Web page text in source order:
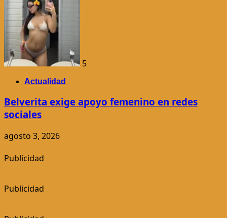
5
Actualidad
Belverita exige apoyo femenino en redes
sociales
agosto 3, 2026
Publicidad
Publicidad